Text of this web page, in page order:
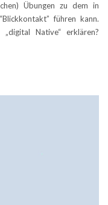
Übungen zu dem in
führen kann.
Native“ erklären?